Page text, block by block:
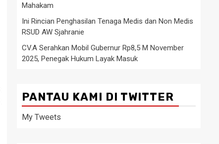
Mahakam
Ini Rincian Penghasilan Tenaga Medis dan Non Medis
RSUD AW Sjahranie
CV.A Serahkan Mobil Gubernur Rp8,5 M November
2025, Penegak Hukum Layak Masuk
PANTAU KAMI DI TWITTER
My Tweets